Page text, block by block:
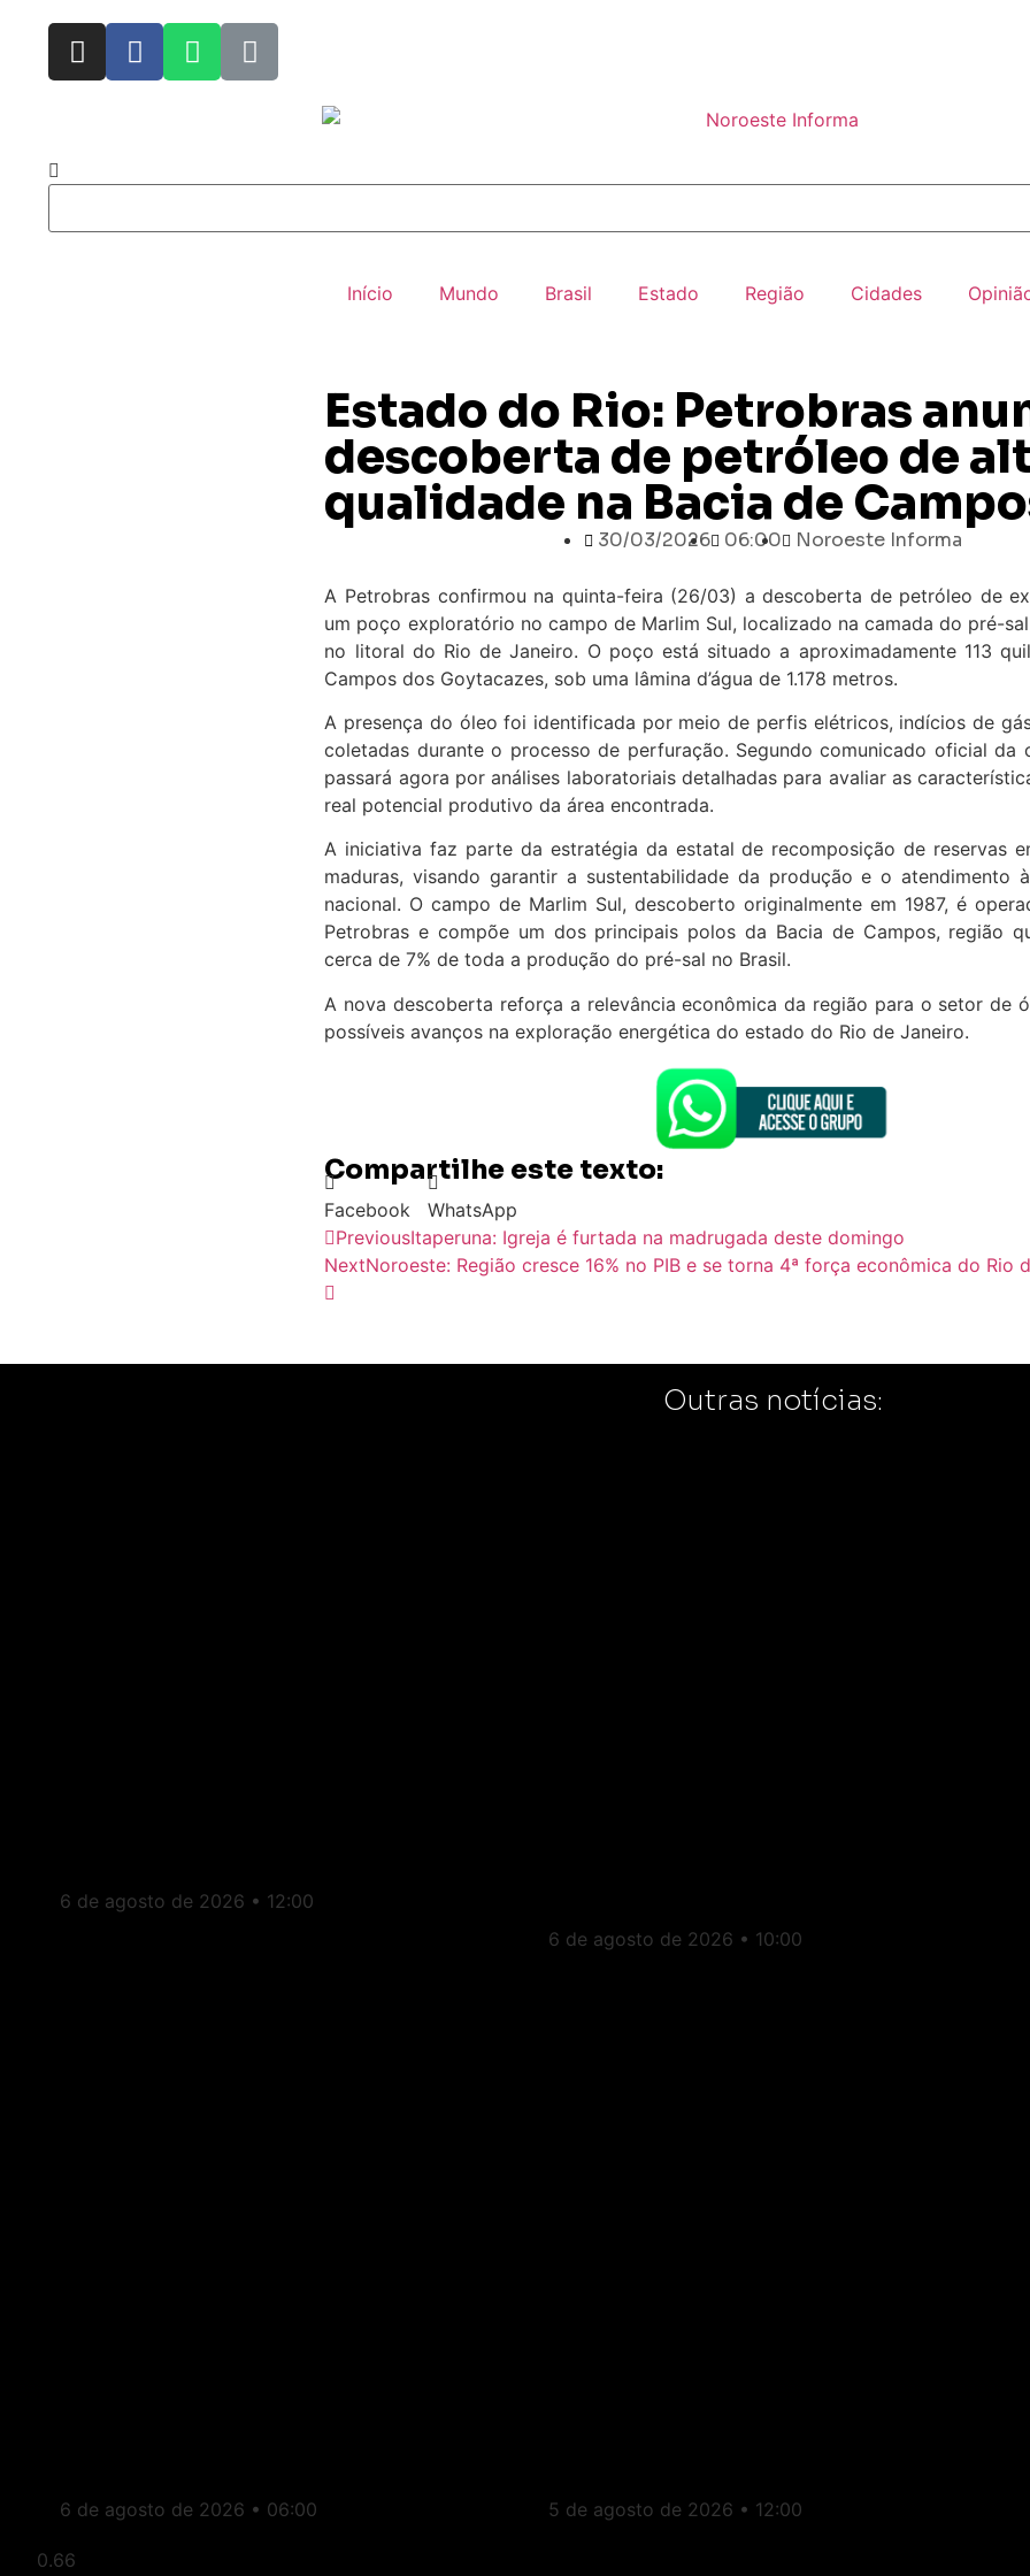
Início Mundo Brasil Estado Região Cidades
Estado do Rio: Petrobras
descoberta de petróleo de
qualidade na Bacia de
30/03/2026 06:00 Noroeste Informa
A Petrobras confirmou na quinta-feira (26/03) a descoberta de petróleo de
um poço exploratório no campo de Marlim Sul, localizado na camada do pré-
no litoral do Rio de Janeiro. O poço está situado a aproximadamente 113
Campos dos Goytacazes, sob uma lâmina d’água de 1.178 metros.
A presença do óleo foi identificada por meio de perfis elétricos, indícios de
coletadas durante o processo de perfuração. Segundo comunicado oficial da
passará agora por análises laboratoriais detalhadas para avaliar as
real potencial produtivo da área encontrada.
A iniciativa faz parte da estratégia da estatal de recomposição de reservas
maduras, visando garantir a sustentabilidade da produção e o atendimento
nacional. O campo de Marlim Sul, descoberto originalmente em 1987, é
Petrobras e compõe um dos principais polos da Bacia de Campos, região
cerca de 7% de toda a produção do pré-sal no Brasil.
A nova descoberta reforça a relevância econômica da região para o setor de
possíveis avanços na exploração energética do estado do Rio de Janeiro.
Compartilhe este texto:
Facebook
WhatsApp
PreviousItaperuna: Igreja é furtada na madrugada deste domingo
NextNoroeste: Região cresce 16% no PIB e se torna 4ª força econômica do Rio
Outras notícias:
6 de agosto de 2026 12:00
6 de agosto de 2026 10:00
6 de agosto de 2026 06:00 5 de agosto de 2026 12:00